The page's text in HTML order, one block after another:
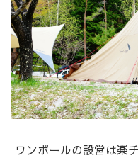
ワンポールの設営は楽